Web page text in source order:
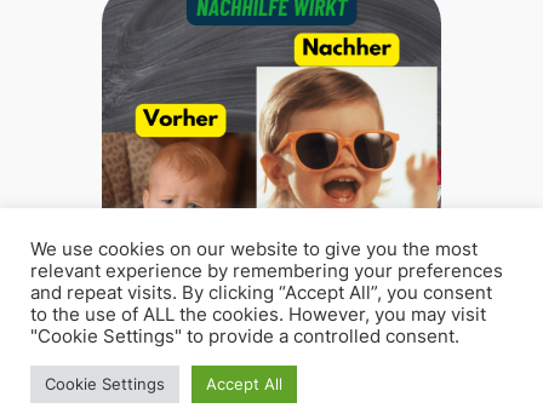
We use cookies on our website to give you the most
relevant experience by remembering your preferences
and repeat visits. By clicking “Accept All”, you consent
to the use of ALL the cookies. However, you may visit
"Cookie Settings" to provide a controlled consent.
Cookie Settings Accept All